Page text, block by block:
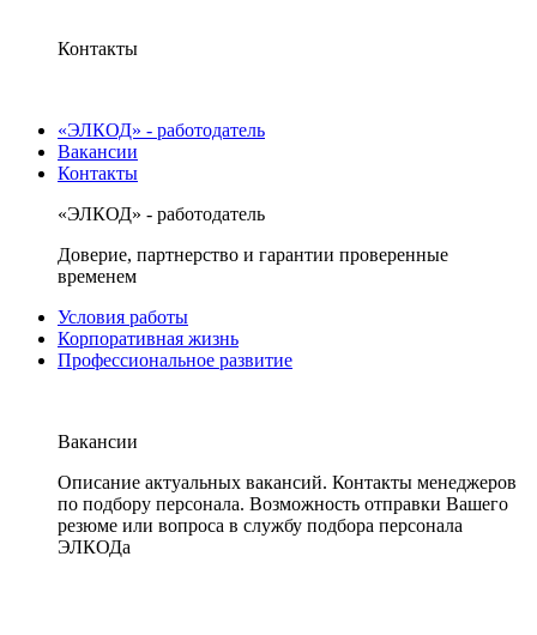
Контакты
«ЭЛКОД» - работодатель
Вакансии
Контакты
«ЭЛКОД» - работодатель
Доверие, партнерство и гарантии проверенные
временем
Условия работы
Корпоративная жизнь
Профессиональное развитие
Вакансии
Описание актуальных вакансий. Контакты менеджеров
по подбору персонала. Возможность отправки Вашего
резюме или вопроса в службу подбора персонала
ЭЛКОДа